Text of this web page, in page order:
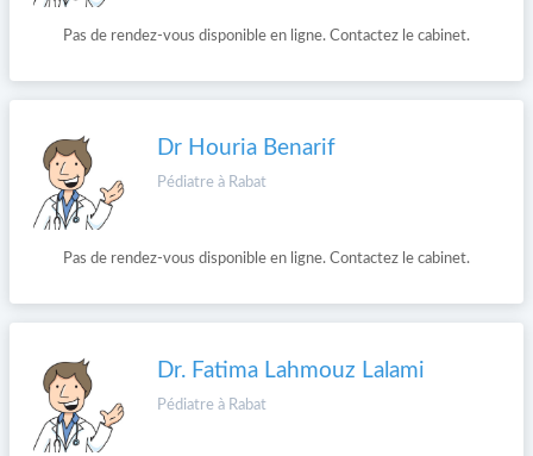
Pas de rendez-vous disponible en ligne. Contactez le cabinet.
Dr Houria Benarif
Pédiatre à Rabat
Pas de rendez-vous disponible en ligne. Contactez le cabinet.
Dr. Fatima Lahmouz Lalami
Pédiatre à Rabat